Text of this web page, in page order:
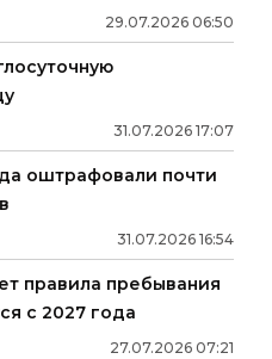
29.07.2026 06:50
31.07.2026 17:07
оштрафовали почти
31.07.2026 16:54
правила пребывания
с 2027 года
27.07.2026 07:21